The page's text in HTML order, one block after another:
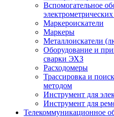
Вспомогательное
Маркероискатели
Маркеры
Металлоискатели
Оборудование и
сварки ЭХЗ
Расходомеры
Трассировка и
методом
Инструмент для
Инструмент для
Телекоммуникационное